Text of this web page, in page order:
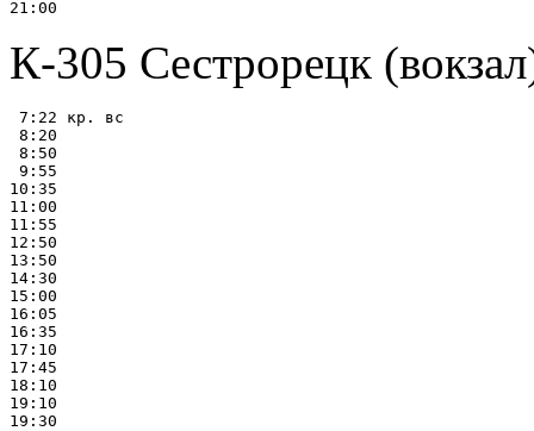
К-305 Сестpоpецк
7:22 кр. вс
8:20
8:50
9:55
10:35
11:00
11:55
12:50
13:50
14:30
15:00
16:05
16:35
17:10
17:45
18:10
19:10
19:30